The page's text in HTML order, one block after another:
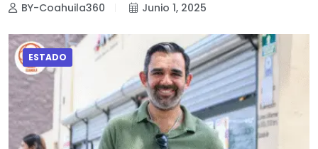
BY-Coahuila360 Junio 1, 2025
ESTADO